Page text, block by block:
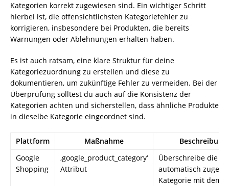
Kategorien korrekt zugewiesen sind. Ein wichtiger Schritt
hierbei ist, die offensichtlichsten Kategoriefehler zu
korrigieren, insbesondere bei Produkten, die bereits
Warnungen oder Ablehnungen erhalten haben.
Es ist auch ratsam, eine klare Struktur für deine
Kategoriezuordnung zu erstellen und diese zu
dokumentieren, um zukünftige Fehler zu vermeiden. Bei der
Überprüfung solltest du auch auf die Konsistenz der
Kategorien achten und sicherstellen, dass ähnliche Produkte
in dieselbe Kategorie eingeordnet sind.
Plattform Maßnahme
Beschreibung
Google
Shopping
‚google_product_category‘
Attribut
Überschreibe die
automatisch
Kategorie mit dem